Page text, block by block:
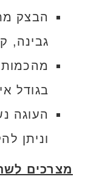
הבצק
גבינה,
מהכמות
בגודל
העוגה
וניתן
מצרכים